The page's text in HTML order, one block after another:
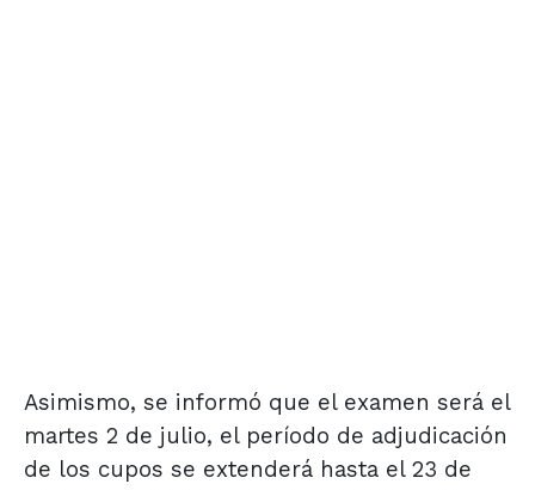
Asimismo, se informó que el examen será el
martes 2 de julio, el período de adjudicación
de los cupos se extenderá hasta el 23 de